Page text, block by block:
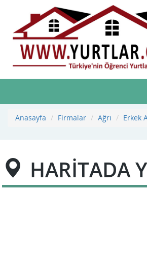
Anasayfa
Firmalar Ağrı Erkek
HARİTADA